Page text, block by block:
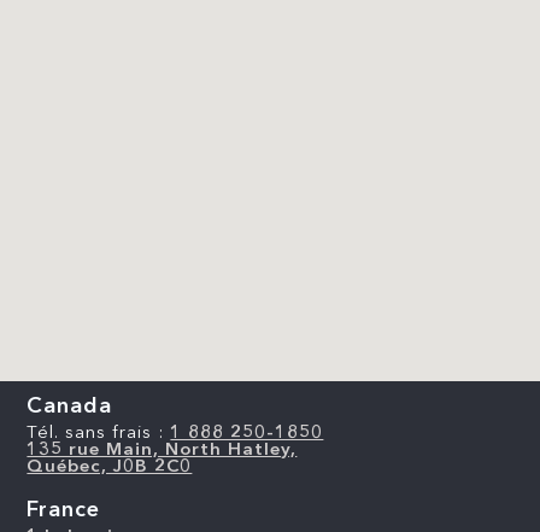
Canada
Tél. sans frais : 1 888 250-1850
135 rue Main, North Hatley,
Québec, J0B 2C0
France